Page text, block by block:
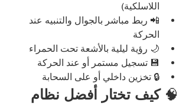
اللاسلكية)
📲 ربط مباشر بالجوال والتنبيه عند
الحركة
🌙 رؤية ليلية بالأشعة تحت الحمراء
💾 تسجيل مستمر أو عند الحركة
🔒 تخزين داخلي أو على السحابة
🧠 كيف تختار أفضل نظام